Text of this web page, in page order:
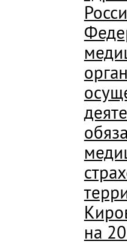
на